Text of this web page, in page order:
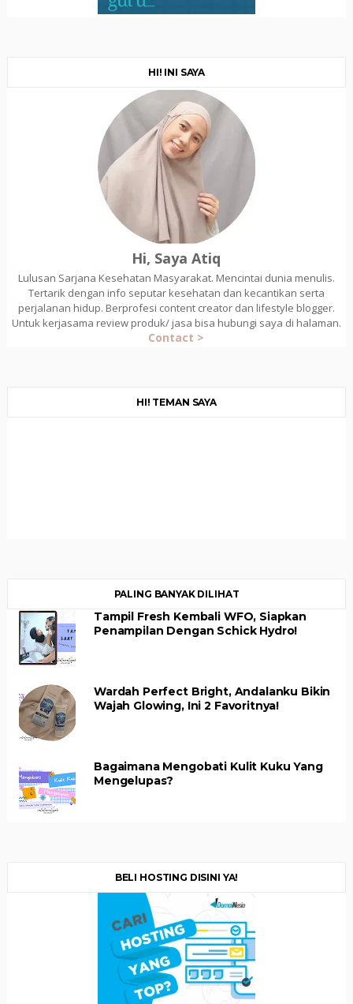
HI! INI SAYA
Hi, Saya Atiq
Lulusan Sarjana Kesehatan Masyarakat. Mencintai dunia menulis.
Tertarik dengan info seputar kesehatan dan kecantikan serta
perjalanan hidup. Berprofesi content creator dan lifestyle blogger.
Untuk kerjasama review produk/ jasa bisa hubungi saya di halaman.
Contact >
HI! TEMAN SAYA
PALING BANYAK DILIHAT
Tampil Fresh Kembali WFO, Siapkan
Penampilan Dengan Schick Hydro!
Wardah Perfect Bright, Andalanku Bikin
Wajah Glowing, Ini 2 Favoritnya!
Bagaimana Mengobati Kulit Kuku Yang
Mengelupas?
BELI HOSTING DISINI YA!